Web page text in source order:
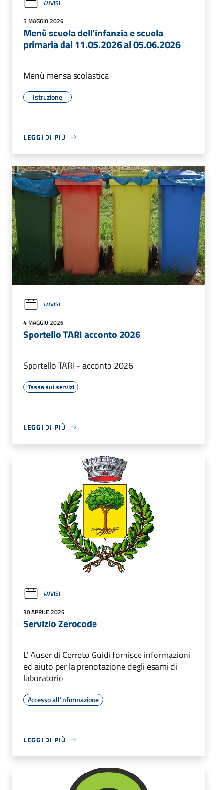
AVVISI
5 MAGGIO 2026
Menù scuola dell'infanzia e scuola
primaria dal 11.05.2026 al 05.06.2026
Menù mensa scolastica
Istruzione
LEGGI DI PIÙ
AVVISI
4 MAGGIO 2026
Sportello TARI acconto 2026
Sportello TARI - acconto 2026
Tassa sui servizi
LEGGI DI PIÙ
AVVISI
30 APRILE 2026
Servizio Zerocode
L' Auser di Cerreto Guidi fornisce informazioni
ed aiuto per la prenotazione degli esami di
laboratorio
Accesso all'informazione
LEGGI DI PIÙ